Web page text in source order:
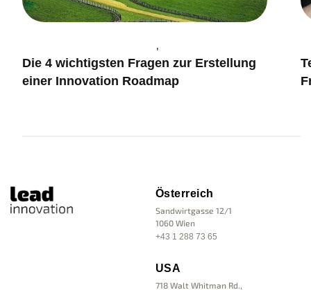
Erstellung
Innovation Management
Technology Scouting als
Frühwarnsystem für
Österreich
Sandwirtgasse 12/1
1060 Wien
+43 1 288 73 65
USA
718 Walt Whitman Rd.,